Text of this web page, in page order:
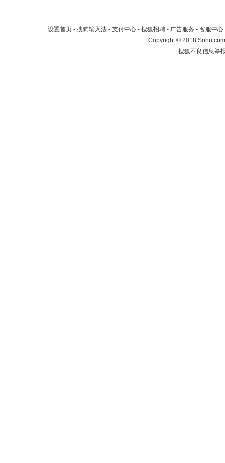
设置首页 - 搜狗输入法 - 支付中心 - 搜狐招聘 - 广告服务 - 客服中心
Copyright©2018
搜狐不良信息举